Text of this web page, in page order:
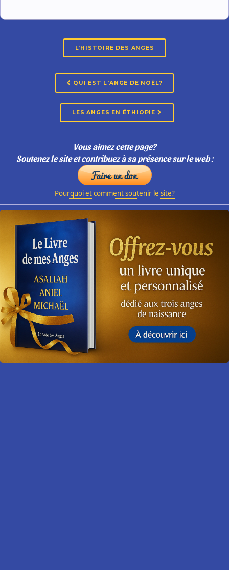
L’HISTOIRE DES ANGES
QUI EST L'ANGE DE NOËL?
LES ANGES EN ÉTHIOPIE
Vous aimez cette page?
Soutenez le site et contribuez à sa présence sur le web :
Pourquoi et comment soutenir le site?